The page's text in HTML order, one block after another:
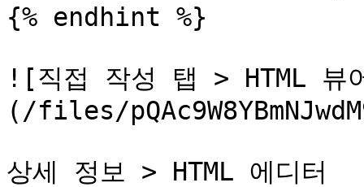
{% endhint %}
![직접 작성 탭 > HTML 뷰
(/files/
상세 정보 > HTML 에디터